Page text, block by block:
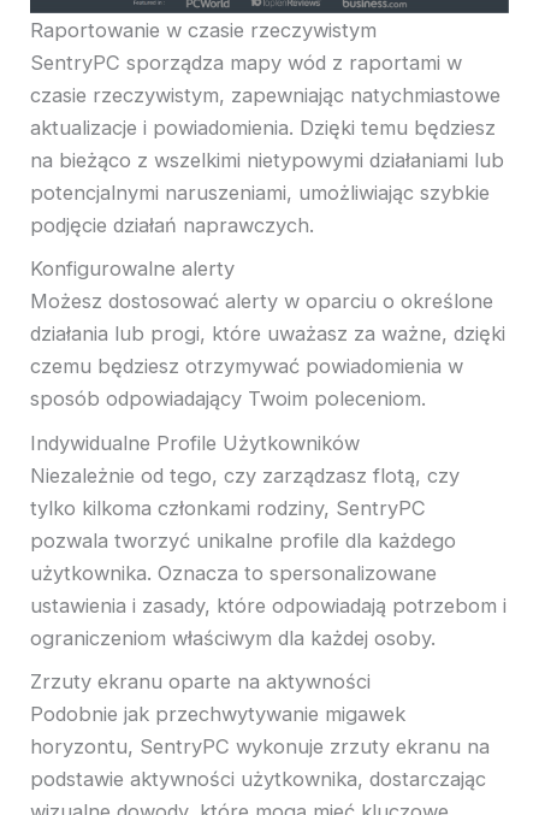
Raportowanie w czasie rzeczywistym
SentryPC sporządza mapy wód z raportami w
czasie rzeczywistym, zapewniając natychmiastowe
aktualizacje i powiadomienia. Dzięki temu będziesz
na bieżąco z wszelkimi nietypowymi działaniami lub
potencjalnymi naruszeniami, umożliwiając szybkie
podjęcie działań naprawczych.
Konfigurowalne alerty
Możesz dostosować alerty w oparciu o określone
działania lub progi, które uważasz za ważne, dzięki
czemu będziesz otrzymywać powiadomienia w
sposób odpowiadający Twoim poleceniom.
Indywidualne Profile Użytkowników
Niezależnie od tego, czy zarządzasz flotą, czy
tylko kilkoma członkami rodziny, SentryPC
pozwala tworzyć unikalne profile dla każdego
użytkownika. Oznacza to spersonalizowane
ustawienia i zasady, które odpowiadają potrzebom i
ograniczeniom właściwym dla każdej osoby.
Zrzuty ekranu oparte na aktywności
Podobnie jak przechwytywanie migawek
horyzontu, SentryPC wykonuje zrzuty ekranu na
podstawie aktywności użytkownika, dostarczając